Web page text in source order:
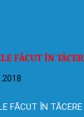
FĂCUT ÎN
FĂCUT ÎN